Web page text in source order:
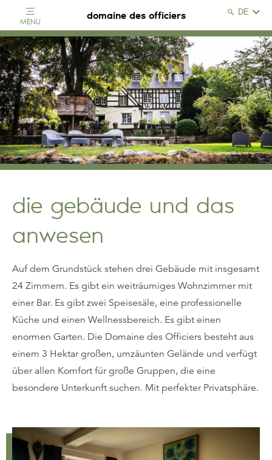
MENU domaine des officiers
Search Close
die gebäude und das
anwesen
Auf dem Grundstück stehen drei Gebäude mit insgesamt
24 Zimmern. Es gibt ein weiträumiges Wohnzimmer mit
einer Bar. Es gibt zwei Speisesäle, eine professionelle
Küche und einen Wellnessbereich. Es gibt einen
enormen Garten. Die Domaine des Officiers besteht aus
einem 3 Hektar großen, umzäunten Gelände und verfügt
über allen Komfort für große Gruppen, die eine
besondere Unterkunft suchen. Mit perfekter Privatsphäre.